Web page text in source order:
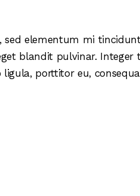
elementum mi
blandit pulvinar.
porttitor eu,